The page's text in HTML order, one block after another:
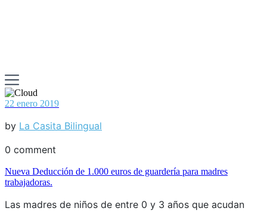
22 enero 2019
by La Casita Bilingual
0 comment
Nueva Deducción de 1.000 euros de guardería para madres
trabajadoras.
Las madres de niños de entre 0 y 3 años que acudan